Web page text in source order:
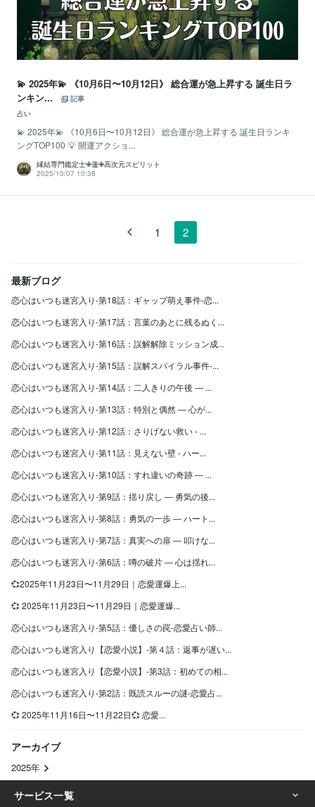
💫 2025年💫 《10月6日〜10月12日》 総合運が急上昇する 誕生日ラ
ンキン...
記事
占い
💫 2025年💫 《10月6日〜10月12日》 総合運が急上昇する 誕生日ランキ
ングTOP100 💡 開運アクショ...
縁結専門鑑定士✙蓮✙高次元スピリット
2025/10/07 10:38
1 2
最新ブログ
恋心はいつも迷宮入り-第18話：ギャップ萌え事件-恋...
恋心はいつも迷宮入り-第17話：言葉のあとに残るぬく...
恋心はいつも迷宮入り-第16話：誤解解除ミッション成...
恋心はいつも迷宮入り-第15話：誤解スパイラル事件-...
恋心はいつも迷宮入り-第14話：二人きりの午後 ― ...
恋心はいつも迷宮入り-第13話：特別と偶然 ― 心が...
恋心はいつも迷宮入り-第12話：さりげない救い - ...
恋心はいつも迷宮入り-第11話：見えない壁 - ハー...
恋心はいつも迷宮入り-第10話：すれ違いの奇跡 ― ...
恋心はいつも迷宮入り-第9話：揺り戻し ― 勇気の後...
恋心はいつも迷宮入り-第8話：勇気の一歩 ― ハート...
恋心はいつも迷宮入り-第7話：真実への扉 ― 叩けな...
恋心はいつも迷宮入り-第6話：噂の破片 ― 心は揺れ...
💞2025年11月23日〜11月29日｜恋愛運爆上...
💞 2025年11月23日〜11月29日｜恋愛運爆...
恋心はいつも迷宮入り-第5話：優しさの罠-恋愛占い師...
恋心はいつも迷宮入り【恋愛小説】-第４話：返事が遅い...
恋心はいつも迷宮入り【恋愛小説】-第3話：初めての相...
恋心はいつも迷宮入り-第2話：既読スルーの謎-恋愛占...
💞 2025年11月16日〜11月22日💞 恋愛...
アーカイブ
2025年